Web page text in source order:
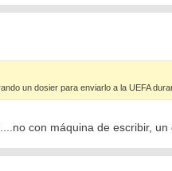
un dosier para enviarlo a la UEFA
con máquina de escribir,